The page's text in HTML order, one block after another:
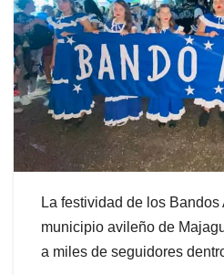
La festividad de los Bandos
municipio avileño de
a miles de seguidores